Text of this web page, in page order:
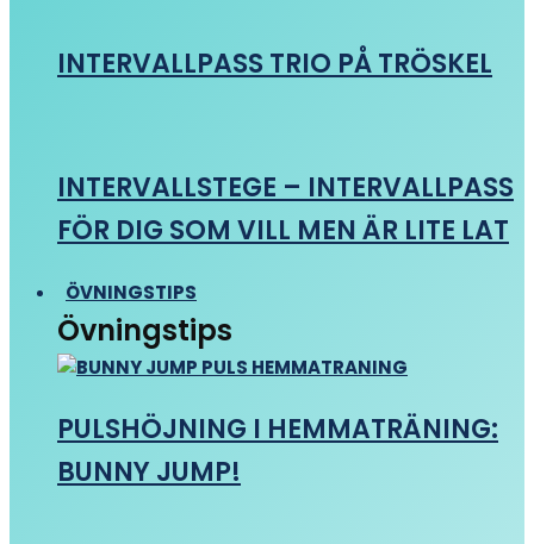
INTERVALLPASS TRIO PÅ TRÖSKEL
INTERVALLSTEGE – INTERVALLPASS
FÖR DIG SOM VILL MEN ÄR LITE LAT
ÖVNINGSTIPS
Övningstips
PULSHÖJNING I HEMMATRÄNING:
BUNNY JUMP!